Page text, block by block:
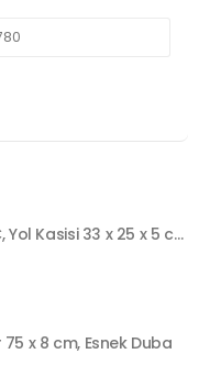
Klasik Hız Kesici PPC, Yol Kasisi 33 x 25 x 5 cm
x 8 cm, Esnek Duba